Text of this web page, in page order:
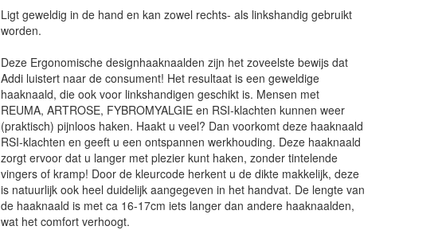
Ligt geweldig in de hand en kan zowel rechts- als linkshandig gebruikt
worden.
Deze Ergonomische designhaaknaalden zijn het zoveelste bewijs dat
Addi luistert naar de consument! Het resultaat is een geweldige
haaknaald, die ook voor linkshandigen geschikt is. Mensen met
REUMA, ARTROSE, FYBROMYALGIE en RSI-klachten kunnen weer
(praktisch) pijnloos haken. Haakt u veel? Dan voorkomt deze haaknaald
RSI-klachten en geeft u een ontspannen werkhouding. Deze haaknaald
zorgt ervoor dat u langer met plezier kunt haken, zonder tintelende
vingers of kramp! Door de kleurcode herkent u de dikte makkelijk, deze
is natuurlijk ook heel duidelijk aangegeven in het handvat. De lengte van
de haaknaald is met ca 16-17cm iets langer dan andere haaknaalden,
wat het comfort verhoogt.